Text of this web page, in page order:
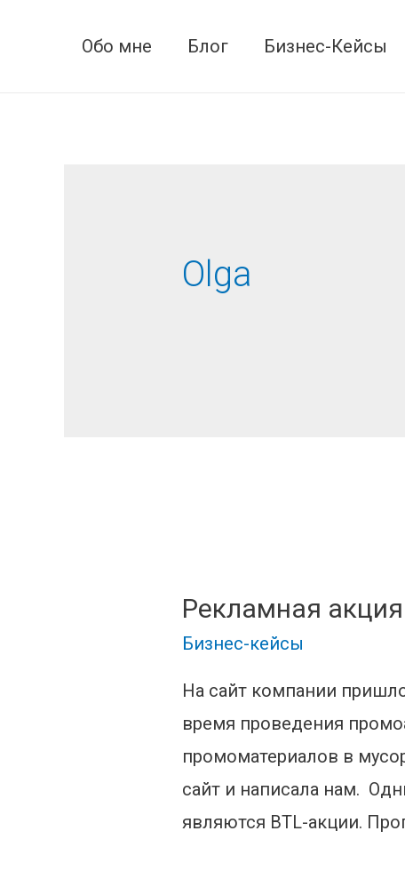
Обо мне Блог Бизнес-Кейсы
Olga
Рекламная акция
Бизнес-кейсы
На сайт компании
время проведения
промоматериалов в
сайт и написала нам.
являются BTL-акции.